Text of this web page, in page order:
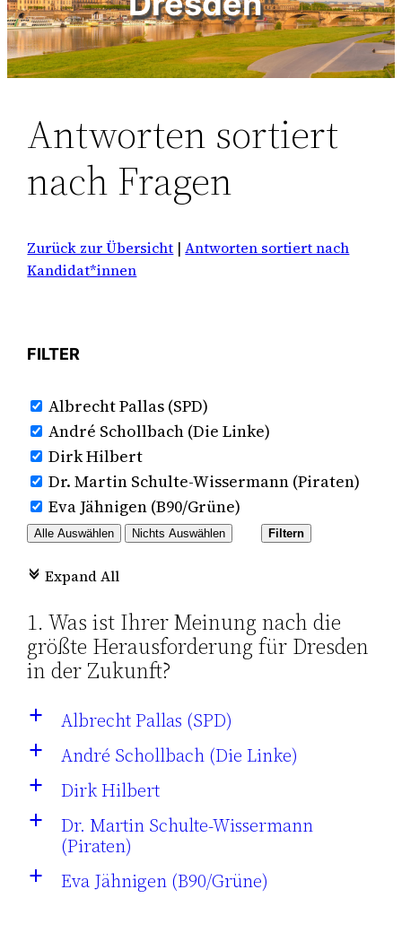
Antworten sortiert
nach Fragen
Zurück zur Übersicht |Antworten sortiert nach
Kandidat*innen
FILTER
Albrecht Pallas (SPD)
André Schollbach (Die Linke)
Dirk Hilbert
Dr. Martin Schulte-Wissermann (Piraten)
Eva Jähnigen (B90/Grüne)
Alle Auswählen Nichts Auswählen Filtern
c Expand All
1. Was ist Ihrer Meinung nach die
größte Herausforderung für Dresden
in der Zukunft?
a Albrecht Pallas (SPD)
a André Schollbach (Die Linke)
a Dirk Hilbert
a
Dr. Martin Schulte-Wissermann
(Piraten)
a Eva Jähnigen (B90/Grüne)